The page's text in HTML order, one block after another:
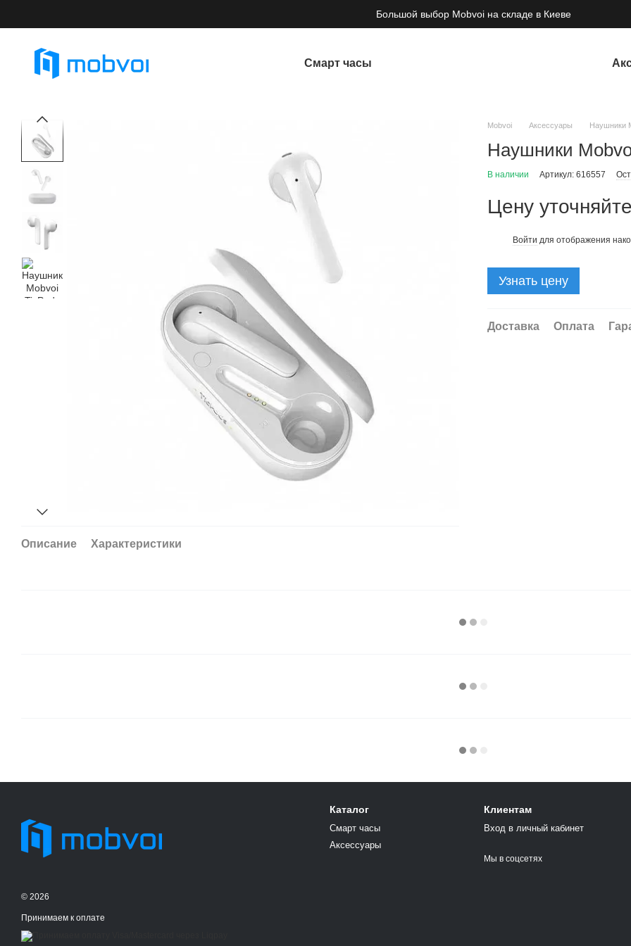
Большой выбор Mobvoi на складе в Киеве
Смарт часы
Описание Характеристики
Mobvoi Аксессуары Наушники
Наушники
В наличии Артикул: 616557
Цену уточняйте
Войти для отображения
Узнать цену
Доставка Оплата
© 2026
Принимаем к оплате
Каталог
Смарт часы
Аксессуары
Клиентам
Вход в личный кабинет
Мы в соцсетях